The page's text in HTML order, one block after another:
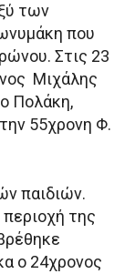
των
που
Στις 23
Μιχάλης
Πολάκη,
55χρονη Φ.
παιδιών.
της
ο 24χρονος